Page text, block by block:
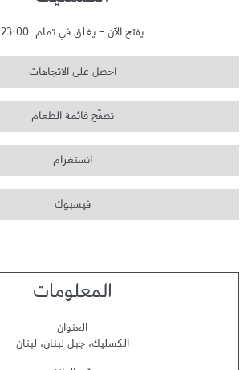
يفتح الآن - يغلق في تمام 23:00
احصل على الاتجاهات
تصفّح قائمة الطعام
انستغرام
فيسبوك
المعلومات
العنوان
الكسليك،جبل لبنان، لبنان